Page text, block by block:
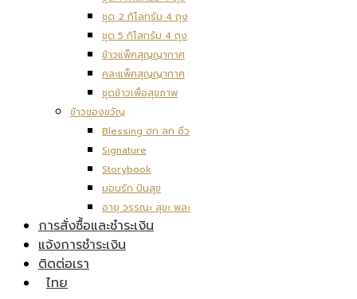
ชุด 2 กิโลกรัม 4 ถุง
ชุด 5 กิโลกรัม 4 ถุง
ข้าวแพ็คสุญญากาศ
คละแพ็คสุญญากาศ
ชุดข้าวเพื่อสุขภาพ
ข้าวของขวัญ
Blessing ฮก ลก ซิ่ว
Signature
Storybook
มอบรัก ปันสุข
อายุ วรรณะ สุขะ พละ
การสั่งซื้อและชำระเงิน
แจ้งการชำระเงิน
ติดต่อเรา
ไทย